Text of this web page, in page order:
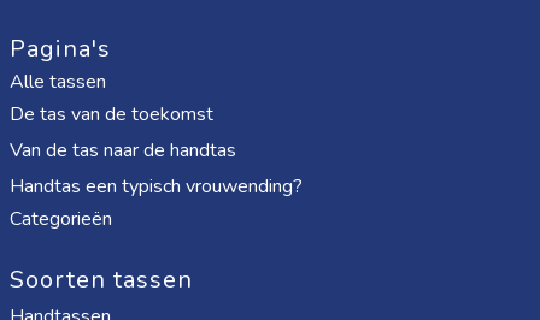
Pagina's
Alle tassen
De tas van de toekomst
Van de tas naar de handtas
Handtas een typisch vrouwending?
Categorieën
Soorten tassen